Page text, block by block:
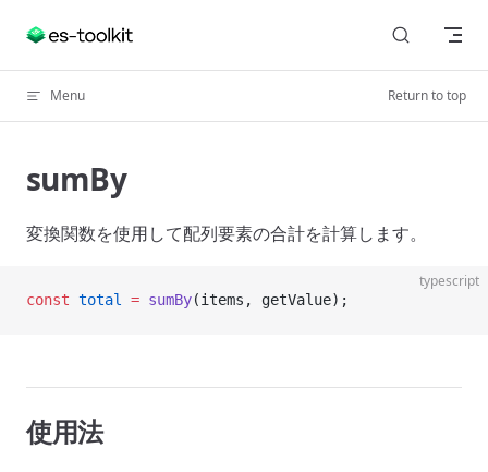
Skip to content
Menu Return to top
sumBy
変換関数を使用して配列要素の合計を計算します。
typescript
const total = sumBy(items, getValue);
使用法